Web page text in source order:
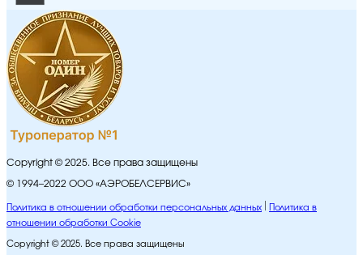
Copyright © 2025. Все права защищены
© 1994–2022 ООО «АЭРОБЕЛСЕРВИС»
Политика в отношении обработки персональных данных
Политика в
отношении обработки Cookie
Copyright © 2025. Все права защищены